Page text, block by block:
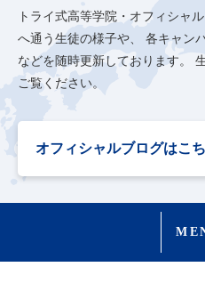
トライ式高等学院・オフィシャ
へ通う生徒の様子や、
各キャン
などを随時更新しております。
ご覧ください。
オフィシャルブログはこ